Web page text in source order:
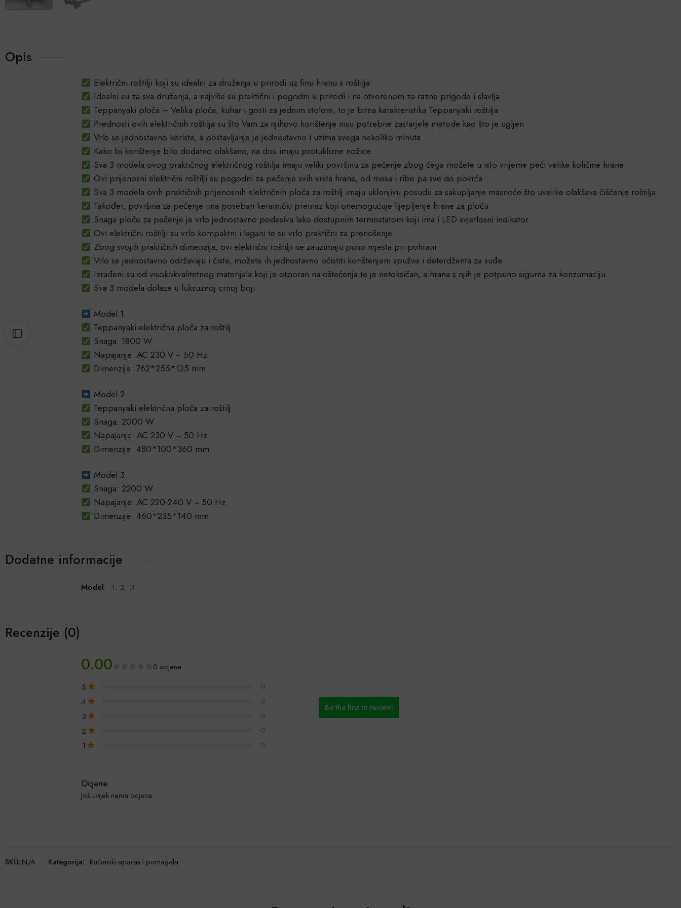
Opis
Električni roštilji koji su idealni za druženja u prirodi uz finu hranu s roštilja
Idealni su za sva druženja, a najviše su praktični i pogodni u prirodi i na otvorenom za razne prigode i slavlja
Teppanyaki ploča – Velika ploča, kuhar i gosti za jednim stolom, to je bitna karakteristika Teppanyaki roštilja
Prednosti ovih električnih roštilja su što Vam za njihovo korištenje nisu potrebne zastarjele metode kao što je ugljen
Vrlo se jednostavno koriste, a postavljanje je jednostavno i uzima svega nekoliko minuta
Kako bi korištenje bilo dodatno olakšano, na dnu imaju protuklizne nožice
Sva 3 modela ovog praktičnog električnog roštilja imaju veliki površinu za pečenje zbog čega možete u isto vrijeme peći velike količine hrane
Ovi prijenosni električni roštilji su pogodni za pečenje svih vrsta hrane, od mesa i ribe pa sve do povrća
Sva 3 modela ovih praktičnih prijenosnih električnih ploča za roštilj imaju uklonjivu posudu za sakupljanje masnoće što uvelike olakšava čišćenje roštilja
Također, površina za pečenje ima poseban keramički premaz koji onemogućuje lijepljenje hrane za ploču
Snaga ploče za pečenje je vrlo jednostavno podesiva lako dostupnim termostatom koji ima i LED svjetlosni indikator
Ovi električni roštilji su vrlo kompaktni i lagani te su vrlo praktični za prenošenje
Zbog svojih praktičnih dimenzija, ovi električni roštilji ne zauzimaju puno mjesta pri pohrani
Vrlo se jednostavno održavaju i čiste, možete ih jednostavno očistiti korištenjem spužve i deterdženta za suđe
Izrađeni su od visokokvalitetnog materijala koji je otporan na oštećenja te je netoksičan, a hrana s njih je potpuno sigurna za konzumaciju
Sva 3 modela dolaze u luksuznoj crnoj boji
Model 1.
Teppanyaki električna ploča za roštilj
Snaga: 1800 W
Napajanje: AC 230 V ~ 50 Hz
Dimenzije: 762*255*125 mm
Model 2.
Teppanyaki električna ploča za roštilj
Snaga: 2000 W
Napajanje: AC 230 V ~ 50 Hz
Dimenzije: 480*100*360 mm
Model 3.
Snaga: 2200 W
Napajanje: AC 220-240 V ~ 50 Hz
Dimenzije: 460*235*140 mm
Dodatne informacije
Model 1, 2, 3
Recenzije (0)
0.00 0 ocjene
5 0
4 0
3 0
2 0
1 0
Be the first to review!
Ocjene
Još uvijek nema ocjena.
SKU:N/A Kategorija:: Kućanski aparati i pomagala